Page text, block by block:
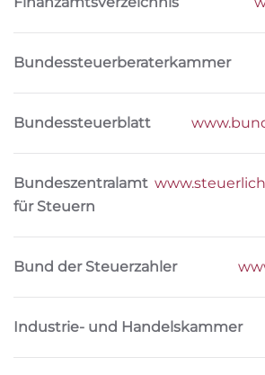
Bundessteuerberaterkammer
Bundessteuerblatt
Bundeszentralamt
für Steuern
Bund der Steuerzahler
Industrie- und Handelskammer